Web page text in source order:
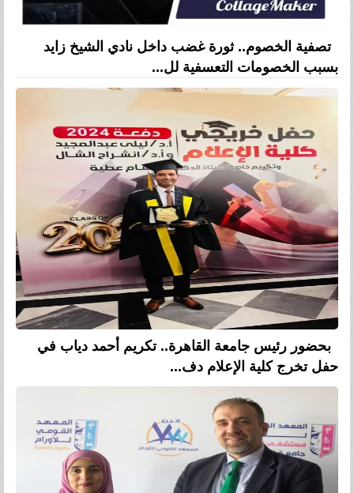
تصفية الخصوم.. ثورة غضب داخل نادي الشيخ زايد
بسبب الخصومات التعسفية لل...
بحضور رئيس جامعة القاهرة.. تكريم أحمد دياب في
حفل تخرج كلية الإعلام دف...